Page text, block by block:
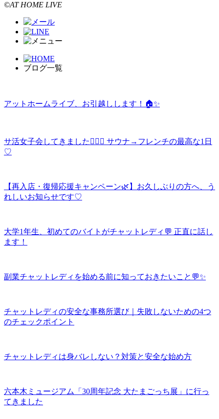
©AT HOME LIVE
ブログ一覧
アットホームライブ、お引越しします！🏠✨
サ活女子会してきました🧖‍♀️✨ サウナ→フレンチの最高な1日
♡
【再入店・復帰応援キャンペーン🌿】お久しぶりの方へ、う
れしいお知らせです♡
大学1年生、初めてのバイトがチャットレディ💬 正直に話し
ます！
副業チャットレディを始める前に知っておきたいこと💬✨
チャットレディの安全な事務所選び｜失敗しないための4つ
のチェックポイント
チャットレディは身バレしない？対策と安全な始め方
六本木ミュージアム「30周年記念 大たまごっち展」に行っ
てきました